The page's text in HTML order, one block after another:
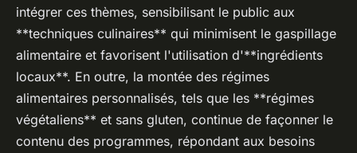
intégrer ces thèmes, sensibilisant le public aux
**techniques culinaires** qui minimisent le gaspillage
alimentaire et favorisent l'utilisation d'**ingrédients
locaux**. En outre, la montée des régimes
alimentaires personnalisés, tels que les **régimes
végétaliens** et sans gluten, continue de façonner le
contenu des programmes, répondant aux besoins